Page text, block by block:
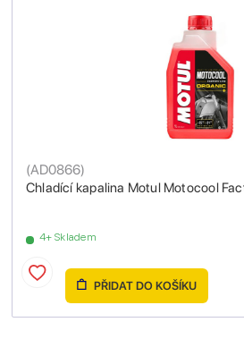
Chladící kapalina Motul Motocool
(AD0866)
4+ Skladem
PŘIDAT DO KOŠÍKU